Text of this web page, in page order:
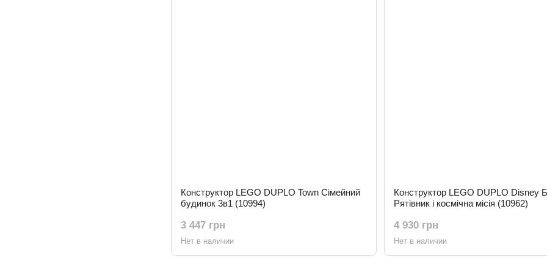
Конструктор LEGO DUPLO Town Сімейний
будинок 3в1 (10994)
3 447 грн
Нет в наличии
Конструктор LEGO DUPLO Disney
Рятівник і космічна місія (10962)
4 930 грн
Нет в наличии